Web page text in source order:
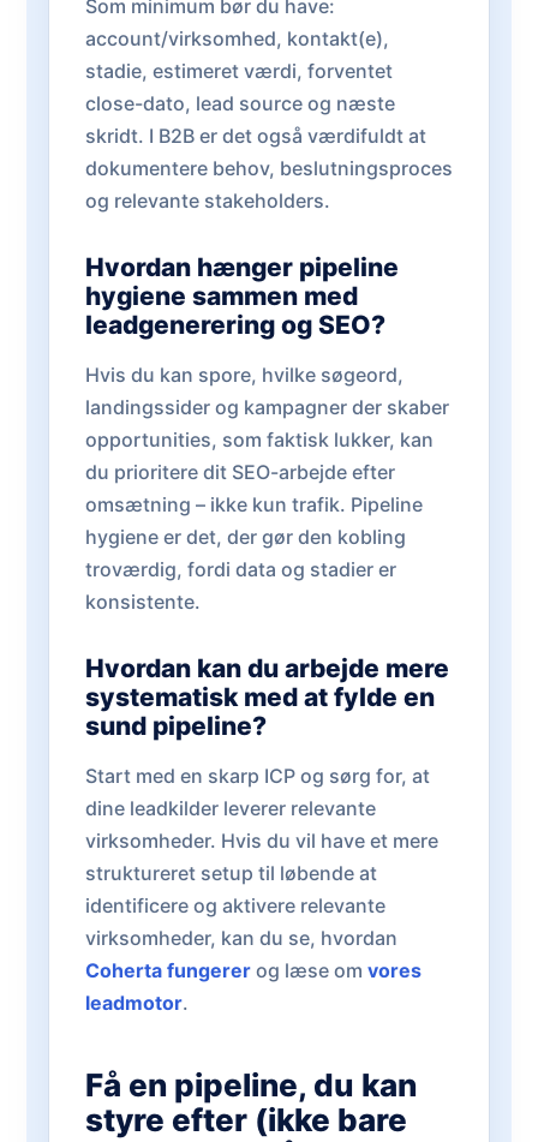
Som minimum bør du have:
account/virksomhed, kontakt(e),
stadie, estimeret værdi, forventet
close-dato, lead source og næste
skridt. I B2B er det også værdifuldt at
dokumentere behov, beslutningsproces
og relevante stakeholders.
Hvordan hænger pipeline
hygiene sammen med
leadgenerering og SEO?
Hvis du kan spore, hvilke søgeord,
landingssider og kampagner der skaber
opportunities, som faktisk lukker, kan
du prioritere dit SEO-arbejde efter
omsætning – ikke kun trafik. Pipeline
hygiene er det, der gør den kobling
troværdig, fordi data og stadier er
konsistente.
Hvordan kan du arbejde mere
systematisk med at fylde en
sund pipeline?
Start med en skarp ICP og sørg for, at
dine leadkilder leverer relevante
virksomheder. Hvis du vil have et mere
struktureret setup til løbende at
identificere og aktivere relevante
virksomheder, kan du se, hvordan
Coherta fungerer og læse om vores
leadmotor.
Få en pipeline, du kan
styre efter (ikke bare